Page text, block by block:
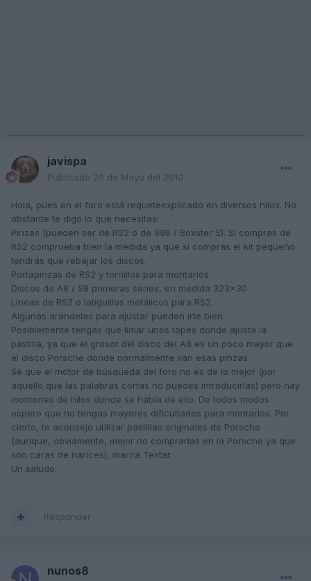
javispa
Publicado 20 de Mayo del 2010
Hola, pues en el foro está requeteexplicado en diversos hilos. No
obstante te digo lo que necesitas:
Pinzas (pueden ser de RS2 o de 996 / Boxster S). Si compras de
RS2 comprueba bien la medida ya que si compras el kit pequeño
tendrás que rebajar los discos.
Portapinzas de RS2 y tornillos para montarlos.
Discos de A8 / S8 primeras series, en medida 323x30.
Líneas de RS2 o latiguillos metálicos para RS2.
Algunas arandelas para ajustar pueden irte bien.
Posiblemente tengas que limar unos topes donde ajusta la
pastilla, ya que el grosor del disco del A8 es un poco mayor que
el disco Porsche donde normalmente van esas pinzas.
Sé que el motor de búsqueda del foro no es de lo mejor (por
aquello que las palabras cortas no puedes introducirlas) pero hay
montones de hilos donde se habla de ello. De todos modos
espero que no tengas mayores dificultades para montarlos. Por
cierto, te aconsejo utilizar pastillas originales de Porsche
(aunque, obviamente, mejor no comprarlas en la Porsche ya que
son caras de narices), marca Textar.
Un saludo.
Responder
nunos8